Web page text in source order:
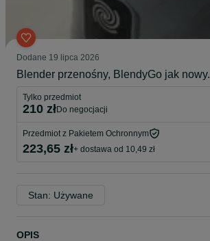
Dodane 19 lipca 2026
Blender przenośny, BlendyGo jak nowy.
Tylko przedmiot
210 zł do negocjacji
Przedmiot z Pakietem Ochronnym
223,65 zł+ dostawa od 10,49 zł
Stan: Używane
OPIS